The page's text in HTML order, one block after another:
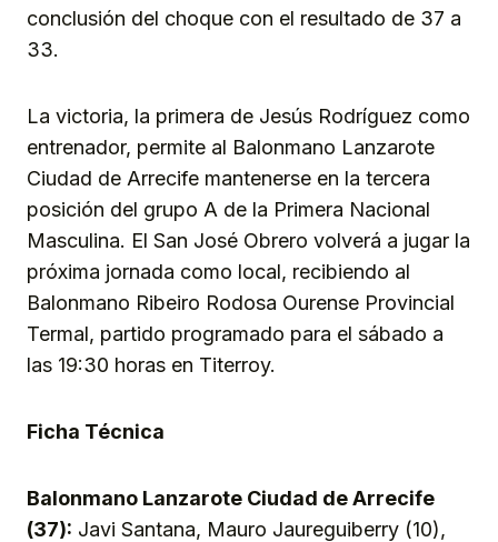
conclusión del choque con el resultado de 37 a
33.
La victoria, la primera de Jesús Rodríguez como
entrenador, permite al Balonmano Lanzarote
Ciudad de Arrecife mantenerse en la tercera
posición del grupo A de la Primera Nacional
Masculina. El San José Obrero volverá a jugar la
próxima jornada como local, recibiendo al
Balonmano Ribeiro Rodosa Ourense Provincial
Termal, partido programado para el sábado a
las 19:30 horas en Titerroy.
Ficha Técnica
Balonmano Lanzarote Ciudad de Arrecife
(37): Javi Santana, Mauro Jaureguiberry (10),